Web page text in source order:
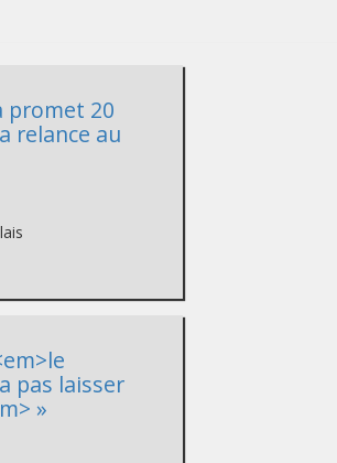
promet 20
relance au
pas laisser
»